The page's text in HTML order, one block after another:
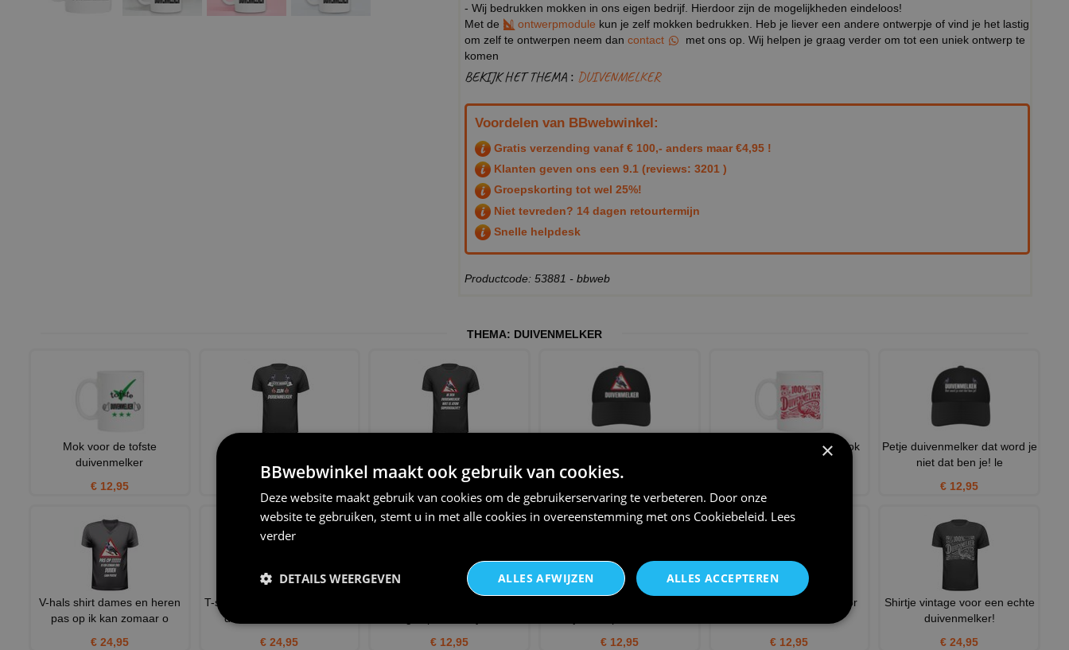
- Wij bedrukken mokken in ons eigen bedrijf. Hierdoor zijn de mogelijkheden eindeloos!
Met de
ontwerpmodule kun je zelf mokken bedrukken. Heb je liever een andere ontwerpje of vind je het lastig
om zelf te ontwerpen neem dan contact
met ons op. Wij helpen je graag verder om tot een uniek ontwerp te
komen
BEKIJK HET THEMA : DUIVENMELKER
Voordelen van BBwebwinkel:
Gratis verzending vanaf € 100,- anders maar €4,95 !
Klanten geven ons een 9.1 (reviews: 3201 )
Groepskorting tot wel 25%!
Niet tevreden? 14 dagen retourtermijn
Snelle helpdesk
Productcode: 53881 - bbweb
THEMA: DUIVENMELKER
Mok voor de tofste
duivenmelker
€ 12,95
duivenmelker shirt
is jouw superkracht?
€ 21,95
waarschuwing duiven boer
Prachtige koffie of thee mok
Petje duivenmelker dat word je
niet dat ben je! le
€ 12,95
V-hals shirt dames en heren
pas op ik kan zomaar o
€ 24,95
T-shirt Echte mannen houden
duiven. Kado duiven li
€ 24,95
€ 12,95
€ 12,95
mini duivenmelker pet voor
€ 12,95
Shirtje vintage voor een echte
duivenmelker!
€ 24,95
×
BBwebwinkel maakt ook gebruik van cookies.
Deze website maakt gebruik van cookies om de gebruikerservaring te verbeteren. Door onze
website te gebruiken, stemt u in met alle cookies in overeenstemming met ons Cookiebeleid. Lees
verder
ALLES ACCEPTEREN
ALLES AFWIJZEN
DETAILS WEERGEVEN